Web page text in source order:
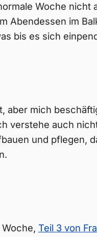
Woche nicht
Abendessen im
bis es sich
aber mich
verstehe auch
und pflegen,
Teil 3 von